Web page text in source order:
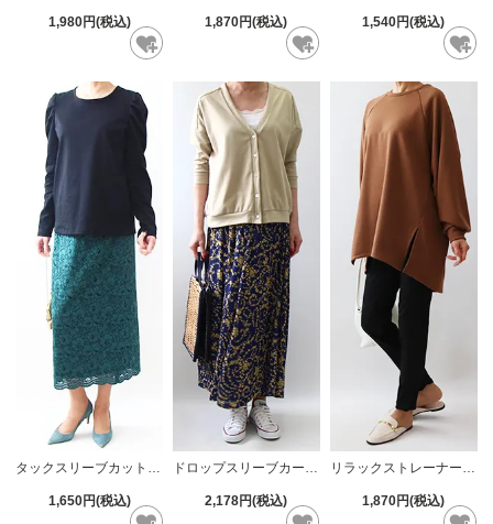
1,980円(税込) 1,870円(税込) 1,540円(税込)
1,650円(税込) 2,178円(税込) 1,870円(税込)